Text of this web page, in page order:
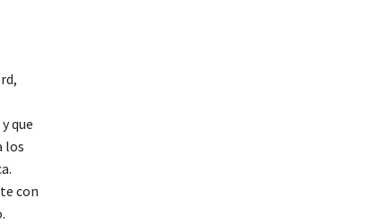
que
los
con